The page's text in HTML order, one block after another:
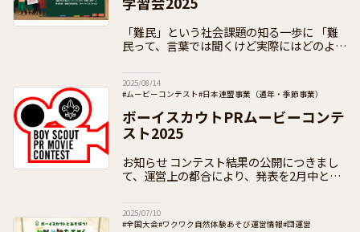
「難民」という社会課題の知る一歩に 「難
民って、言葉では聞くけど実際にはどのよう
カウトの衣料回収プロジェク
2025/08/14
#ムービーコンテスト#日本連盟事業（通年・季節事業）
#お知らせ
#加盟員向け
ボーイスカウトPRムービーコンテ
スト2025
お知らせ コンテスト結果の公開につきまし
て、運営上の都合により、発表を2月中とさ
ビーコンテスト
2025/07/10
#全国大会#ワクワク自然体験あそび運営情報#団運営